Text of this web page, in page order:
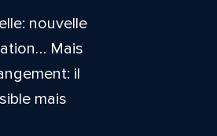
nouvelle
Mais
il
mais